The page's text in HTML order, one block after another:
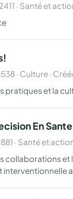
· Santé et
· Culture ·
pratiques et la
En
· Santé et
collaborations et
interventionnelle